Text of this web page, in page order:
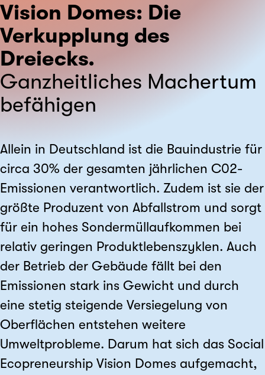
Vision Domes: Die
Verkupplung des
Dreiecks.
Ganzheitliches Machertum
befähigen
Allein in Deutschland ist die Bauindustrie für
circa 30% der gesamten jährlichen C02-
Emissionen verantwortlich. Zudem ist sie der
größte Produzent von Abfallstrom und sorgt
für ein hohes Sondermüllaufkommen bei
relativ geringen Produktlebenszyklen. Auch
der Betrieb der Gebäude fällt bei den
Emissionen stark ins Gewicht und durch
eine stetig steigende Versiegelung von
Oberflächen entstehen weitere
Umweltprobleme. Darum hat sich das Social
Ecopreneurship Vision Domes aufgemacht,